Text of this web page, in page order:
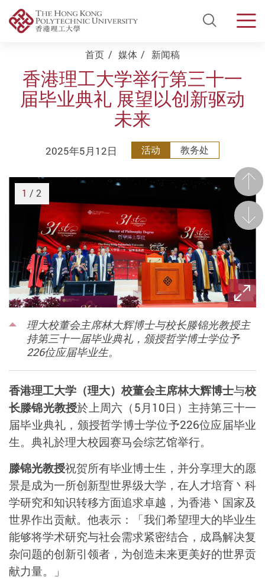
Open
Start main content首页 媒体 新闻稿
香港理工大学举行第三十一
届毕业典礼 展望以创新驱动
未来
2025年5月12日 活动 教务处
前
理大校董会主席林大辉博士与校长滕锦光教授主
持第三十一届毕业典礼，颁授哲学博士学位予
226位应届毕业生。
后一
1 / 2
香港理工大学（理大）校董会主席林大辉博士与校
长滕锦光教授於上周六（5月10日）主持第三十一
届毕业典礼，颁授哲学博士学位予226位应届毕业
生。典礼於理大校园赛马会综艺馆举行。
滕锦光教授祝贺所有毕业博士生，并分享理大的愿
景是成为一所创新型世界级大学，在人才培育丶科
学研究和知识转移方面追求卓越，为香港丶国家及
世界作出贡献。他表示：「我们希望理大的毕业生
能够将学术研究与社会需求紧密结合，成爲解决复
杂问题的创新引领者，为创造未来更美好的世界贡
献力量。」